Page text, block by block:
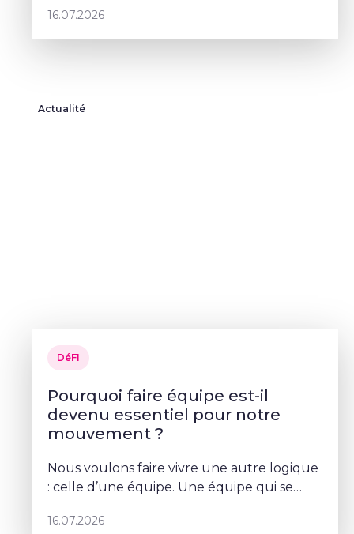
Schaerbeek, Deborah Lorenzino mise sur la
végétalisation et la participation cito
16.07.2026
Actualité
DéFI
Pourquoi faire équipe est-il
devenu essentiel pour notre
mouvement ?
Nous voulons faire vivre une autre logique
: celle d’une équipe. Une équipe qui se
projet commun – Sophie Rohonyi
16.07.2026